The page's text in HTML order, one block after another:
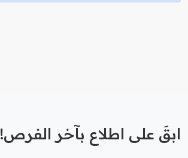
ابقَ على اطلاع بآخر الفرص!